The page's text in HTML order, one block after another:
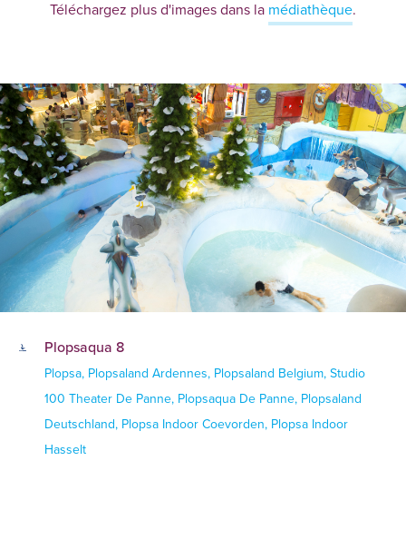
Téléchargez plus d'images dans la médiathèque.
Plopsaqua 8
Plopsa, Plopsaland Ardennes, Plopsaland Belgium, Studio
100 Theater De Panne, Plopsaqua De Panne, Plopsaland
Deutschland, Plopsa Indoor Coevorden, Plopsa Indoor
Hasselt